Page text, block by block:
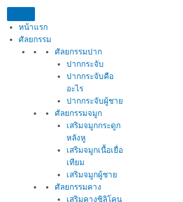
หน้าแรก
ศัลยกรรม
ศัลยกรรมปาก
ปากกระจับ
ปากกระจับคือ
อะไร
ปากกระจับผู้ชาย
ศัลยกรรมจมูก
เสริมจมูกกระดูก
หลังหู
เสริมจมูกเนื้อเยื่อ
เทียม
เสริมจมูกผู้ชาย
ศัลยกรรมคาง
เสริมคางซิลิโคน